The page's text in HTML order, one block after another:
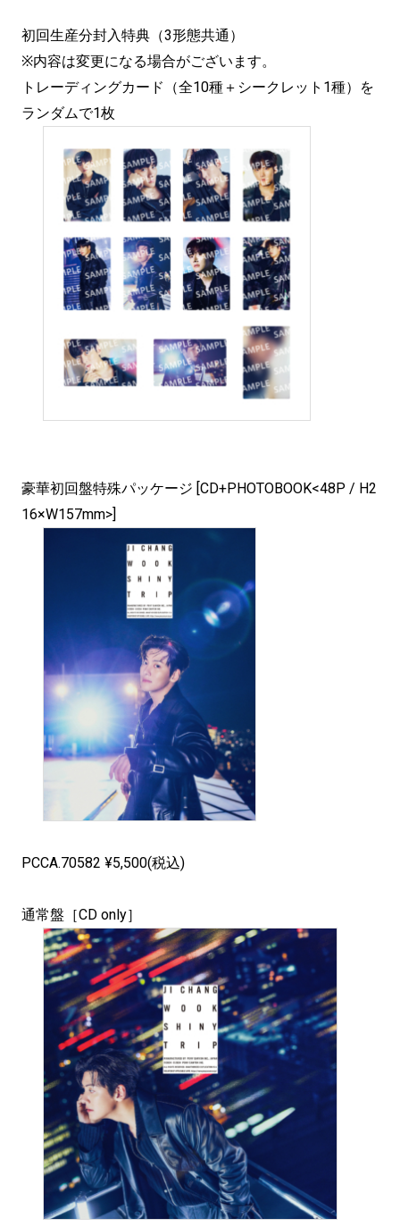
初回生産分封入特典（3形態共通）
※内容は変更になる場合がございます。
トレーディングカード（全10種＋シークレット1種）を
ランダムで1枚
豪華初回盤特殊パッケージ [CD+PHOTOBOOK<48P / H2
16×W157mm>]
PCCA.70582 ¥5,500(税込)
通常盤［CD only］